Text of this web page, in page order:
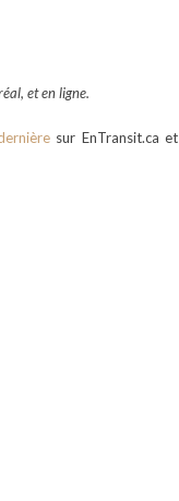
et en ligne.
sur EnTransit.ca et